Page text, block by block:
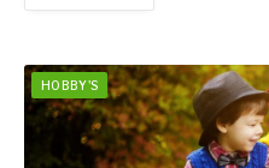
HOBBY'S